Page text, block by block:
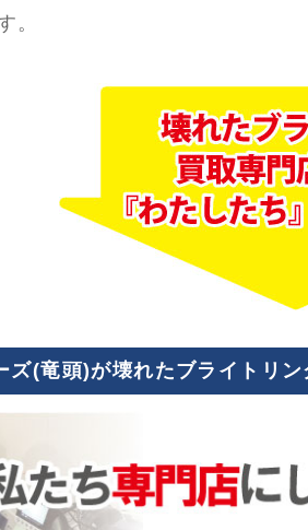
。
ズ(竜頭)が壊れたブライトリ